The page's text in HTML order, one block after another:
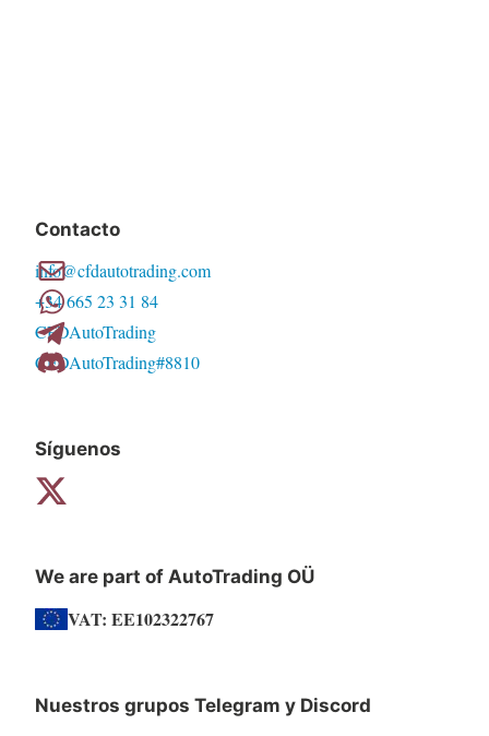
Contacto
info@cfdautotrading.com
+34 665 23 31 84
CFDAutoTrading
CFDAutoTrading#8810
Síguenos
We are part of AutoTrading OÜ
VAT: EE102322767
Nuestros grupos Telegram y Discord